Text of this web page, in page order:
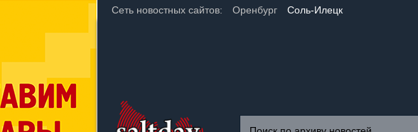
Сеть новостных сайтов: Оренбург Соль-Илецк